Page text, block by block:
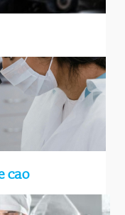
cao